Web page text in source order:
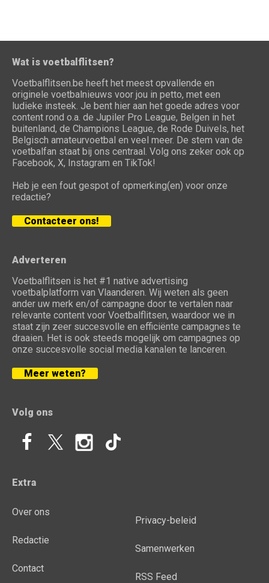
Wat is voetbalflitsen?
Voetbalflitsen.be heeft het meest opvallende en
originele voetbalnieuws voor jou in petto, met een
ludieke insteek. Je bent hier aan het goede adres voor
content rond o.a. de Jupiler Pro League, Belgen in het
buitenland, de Champions League, de Rode Duivels, het
Belgisch amateurvoetbal en veel meer. De stem van de
voetbalfan staat bij ons centraal. Volg ons zeker ook op
Facebook, X, Instagram en TikTok!
Heb je een fout gespot of opmerking(en) voor onze
redactie?
Contacteer ons!
Adverteren
Voetbalflitsen is het #1 native advertising
voetbalplatform van Vlaanderen. Wij weten als geen
ander uw merk en/of campagne door te vertalen naar
relevante content voor Voetbalflitsen, waardoor we in
staat zijn zeer succesvolle en efficiënte campagnes te
draaien. Het is ook steeds mogelijk om campagnes op
onze succesvolle social media kanalen te lanceren.
Meer weten?
Volg ons
Extra
Over ons
Redactie
Contact
Privacy-beleid
Samenwerken
RSS Feed